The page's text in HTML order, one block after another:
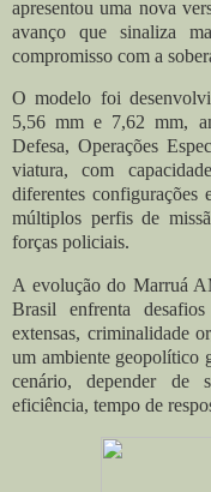
apresentou uma nova
avanço que sinaliza
compromisso com a
O modelo foi
5,56 mm e 7,62 mm,
Defesa, Operações
viatura, com
diferentes configurações
múltiplos perfis de
forças policiais.
A evolução do Marruá
Brasil enfrenta
extensas, criminalidade
um ambiente geopolítico
cenário, depender de
eficiência, tempo de